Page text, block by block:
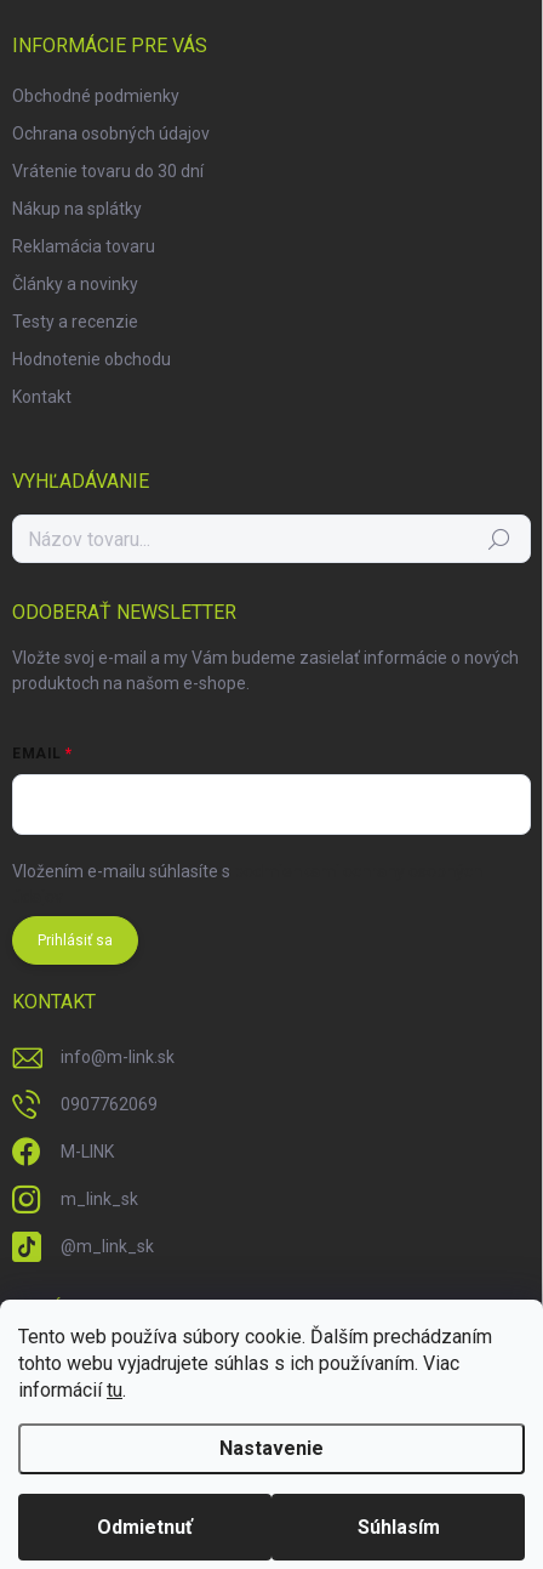
Tento web používa súbory cookie. Ďalším prechádzaním
tohto webu vyjadrujete súhlas s ich používaním. Viac
informáciítu.
Nastavenie
Odmietnuť Súhlasím
INFORMÁCIE PRE VÁS
Obchodné podmienky
Ochrana osobných údajov
Vrátenie tovaru do 30 dní
Nákup na splátky
Reklamácia tovaru
Články a novinky
Testy a recenzie
Hodnotenie obchodu
Kontakt
VYHĽADÁVANIE
Hľadať
ODOBERAŤ NEWSLETTER
Vložte svoj e-mail a my Vám budeme zasielať informácie o nových
produktoch na našom e-shope.
EMAIL
Vložením e-mailu súhlasíte s
Prihlásiť sa
KONTAKT
info@m-link.sk
0907762069
M-LINK
m_link_sk
@m_link_sk
Vytvoril Shoptet
Copyright 2026M-LINK.sk. Všetky práva vyhradené.Upraviť nastavenie